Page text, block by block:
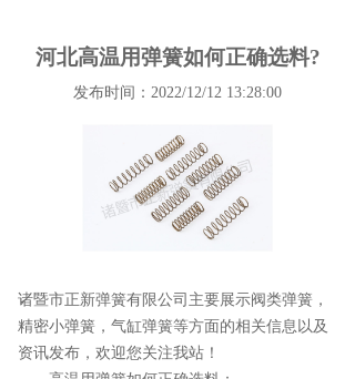
河北高温用弹簧如何正确选料?
发布时间：2022/12/12 13:28:00
诸暨市正新弹簧有限公司主要展示阀类弹簧 ，
精密小弹簧，气缸弹簧等方面的相关信息以及
资讯发布，欢迎您关注我站！